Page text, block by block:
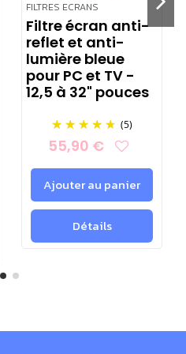
et LED
espaces de travail
propose deux types
🟠: Verres orange
contre la lumière
les rayonnements bleus
écrans plats et d'autres
FILTRES ECRANS
Filtre écran anti-
reflet et anti-
lumière bleue
pour PC et TV -
12,5 à 32" pouces
(5)
55,90 €
Ajouter au panier
Détails